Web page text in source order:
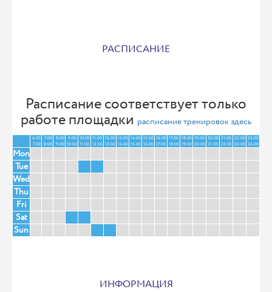
РАСПИСАНИЕ
Расписание соответствует только
работе площадки расписание тренировок здесь
6:00
7:00
7:00
8:00
8:00
9:00
9:00
10:00
10:00
11:00
11:00
12:00
12:00
13:00
13:00
14:00
14:00
15:00
15:00
16:00
16:00
17:00
17:00
18:00
18:00
19:00
19:00
20:00
20:00
21:00
21:00
22:00
22:00
23:00
23:00
24:00
Mon
Tue
Wed
Thu
Fri
Sat
Sun
ИНФОРМАЦИЯ